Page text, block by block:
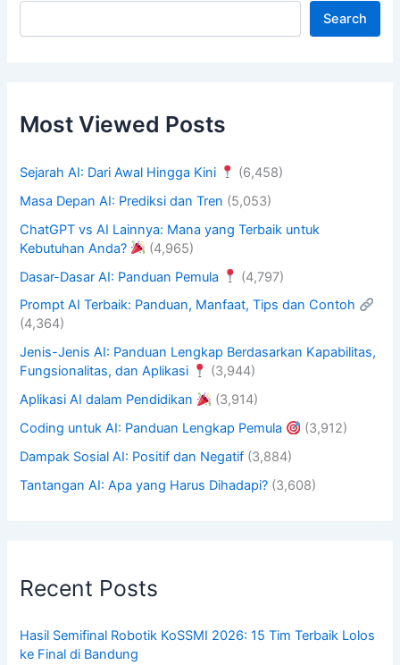
Search
Most Viewed Posts
Sejarah AI: Dari Awal Hingga Kini
(6,458)
Masa Depan AI: Prediksi dan Tren (5,053)
ChatGPT vs AI Lainnya: Mana yang Terbaik untuk
Kebutuhan Anda?
(4,965)
Dasar-Dasar AI: Panduan Pemula
(4,797)
Prompt AI Terbaik: Panduan, Manfaat, Tips dan Contoh
(4,364)
Jenis-Jenis AI: Panduan Lengkap Berdasarkan Kapabilitas,
Fungsionalitas, dan Aplikasi
(3,944)
Aplikasi AI dalam Pendidikan
(3,914)
Coding untuk AI: Panduan Lengkap Pemula
(3,912)
Dampak Sosial AI: Positif dan Negatif (3,884)
Tantangan AI: Apa yang Harus Dihadapi? (3,608)
Recent Posts
Hasil Semifinal Robotik KoSSMI 2026: 15 Tim Terbaik Lolos
ke Final di Bandung